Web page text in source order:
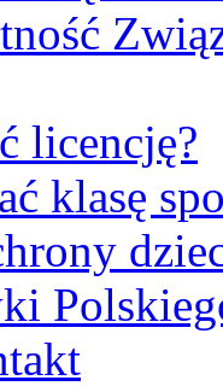
licencję?
klasę